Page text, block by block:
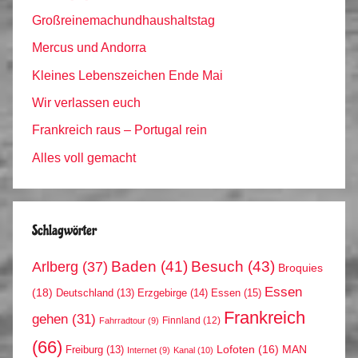
Großreinemachundhaushaltstag
Mercus und Andorra
Kleines Lebenszeichen Ende Mai
Wir verlassen euch
Frankreich raus – Portugal rein
Alles voll gemacht
Schlagwörter
Arlberg (37) Baden (41) Besuch (43) Broquies
(18) Deutschland (13) Erzgebirge (14) Essen (15) Essen
gehen (31) Fahrradtour (9) Finnland (12) Frankreich
(66) Freiburg (13) Internet (9) Kanal (10) Lofoten (16) MAN